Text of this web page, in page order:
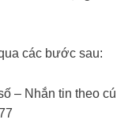
các bước sau:
– Nhắn tin theo cú